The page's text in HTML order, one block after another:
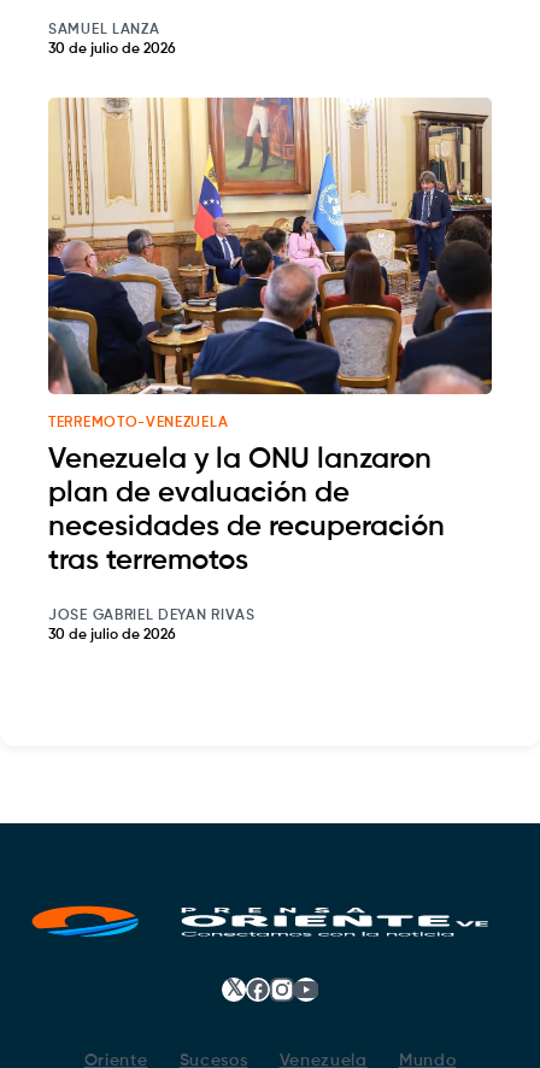
SAMUEL LANZA
30 de julio de 2026
TERREMOTO-VENEZUELA
Venezuela y la ONU lanzaron
plan de evaluación de
necesidades de recuperación
tras terremotos
JOSE GABRIEL DEYAN RIVAS
30 de julio de 2026
𝕏 Facebook
Instagram
YouTube
Oriente Sucesos Venezuela Mundo